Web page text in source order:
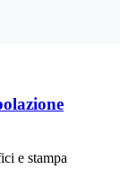
e stampa